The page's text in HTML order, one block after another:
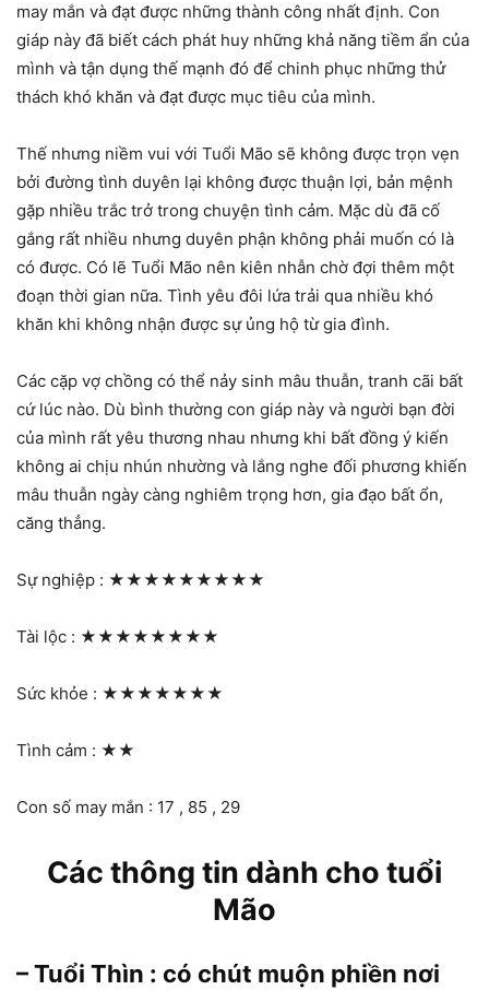
may mắn và đạt được những thành công nhất định. Con
giáp này đã biết cách phát huy những khả năng tiềm ẩn của
mình và tận dụng thế mạnh đó để chinh phục những thử
thách khó khăn và đạt được mục tiêu của mình.
Thế nhưng niềm vui với Tuổi Mão sẽ không được trọn vẹn
bởi đường tình duyên lại không được thuận lợi, bản mệnh
gặp nhiều trắc trở trong chuyện tình cảm. Mặc dù đã cố
gắng rất nhiều nhưng duyên phận không phải muốn có là
có được. Có lẽ Tuổi Mão nên kiên nhẫn chờ đợi thêm một
đoạn thời gian nữa. Tình yêu đôi lứa trải qua nhiều khó
khăn khi không nhận được sự ủng hộ từ gia đình.
Các cặp vợ chồng có thể nảy sinh mâu thuẫn, tranh cãi bất
cứ lúc nào. Dù bình thường con giáp này và người bạn đời
của mình rất yêu thương nhau nhưng khi bất đồng ý kiến
không ai chịu nhún nhường và lắng nghe đối phương khiến
mâu thuẫn ngày càng nghiêm trọng hơn, gia đạo bất ổn,
căng thẳng.
Sự nghiệp : ★★★★★★★★★
Tài lộc : ★★★★★★★★
Sức khỏe : ★★★★★★★
Tình cảm : ★★
Con số may mắn : 17 , 85 , 29
Các thông tin dành cho tuổi
Mão
– Tuổi Thìn : có chút muộn phiền nơi